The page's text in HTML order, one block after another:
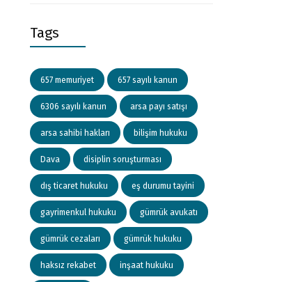
Tags
657 memuriyet 657 sayılı kanun
6306 sayılı kanun arsa payı satışı
arsa sahibi hakları bilişim hukuku
Dava disiplin soruşturması
dış ticaret hukuku eş durumu tayini
gayrimenkul hukuku gümrük avukatı
gümrük cezaları gümrük hukuku
haksız rekabet inşaat hukuku